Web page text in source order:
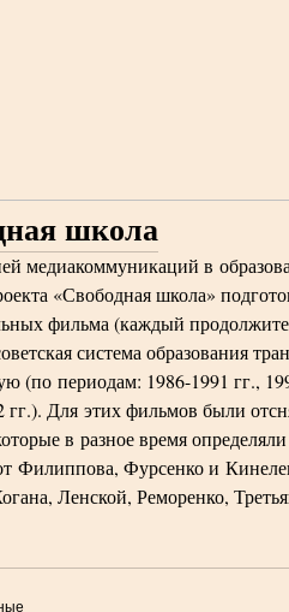
школа
медиакоммуникаций в
«Свободная школа»
фильма (каждый
система образования
(по периодам: 1986-1991 гг.,
гг.). Для этих фильмов были
в разное время
Филиппова, Фурсенко и
Ленской, Реморенко,